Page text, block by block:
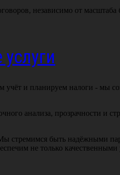
независимо от масштаба
и планируем налоги - мы
анализа, прозрачности и
стремимся быть надёжными
не только